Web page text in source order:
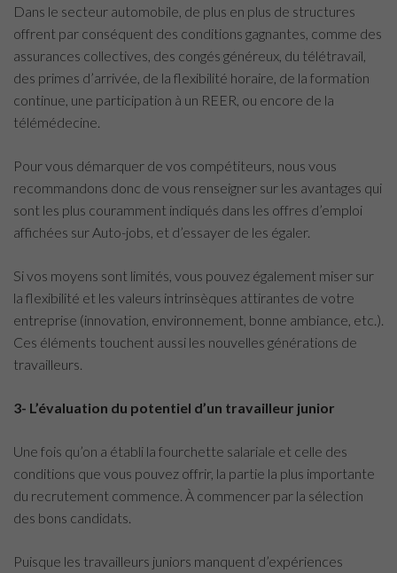
Dans le secteur automobile, de plus en plus de structures
offrent par conséquent des conditions gagnantes, comme des
assurances collectives, des congés généreux, du télétravail,
des primes d’arrivée, de la flexibilité horaire, de la formation
continue, une participation à un REER, ou encore de la
télémédecine.
Pour vous démarquer de vos compétiteurs, nous vous
recommandons donc de vous renseigner sur les avantages qui
sont les plus couramment indiqués dans les offres d’emploi
affichées sur Auto-jobs, et d’essayer de les égaler.
Si vos moyens sont limités, vous pouvez également miser sur
la flexibilité et les valeurs intrinsèques attirantes de votre
entreprise (innovation, environnement, bonne ambiance, etc.).
Ces éléments touchent aussi les nouvelles générations de
travailleurs.
3- L’évaluation du potentiel d’un travailleur junior
Une fois qu’on a établi la fourchette salariale et celle des
conditions que vous pouvez offrir, la partie la plus importante
du recrutement commence. À commencer par la sélection
des bons candidats.
Puisque les travailleurs juniors manquent d’expériences